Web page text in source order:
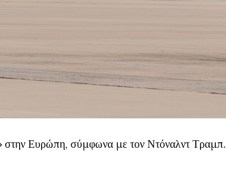
στην Ευρώπη, σύμφωνα με τον Ντόναλντ Τραμπ.